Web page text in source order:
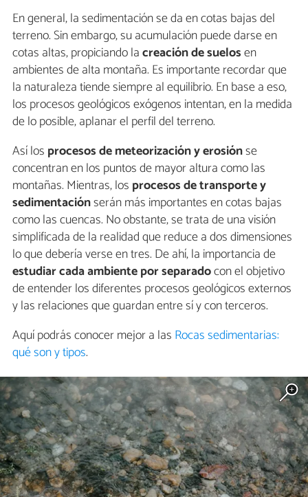
En general, la sedimentación se da en cotas bajas del
terreno. Sin embargo, su acumulación puede darse en
cotas altas, propiciando lacreación de suelosen
ambientes de alta montaña. Es importante recordar que
la naturaleza tiende siempre al equilibrio. En base a eso,
los procesos geológicos exógenos intentan, en la medida
de lo posible, aplanar el perfil del terreno.
Así los procesos de meteorización y erosiónse
concentran en los puntos de mayor altura como las
montañas. Mientras, los procesos de transporte y
sedimentaciónserán más importantes en cotas bajas
como las cuencas. No obstante, se trata de una visión
simplificada de la realidad que reduce a dos dimensiones
lo que debería verse en tres. De ahí, la importancia de
estudiar cada ambiente por separadocon el objetivo
de entender los diferentes procesos geológicos externos
y las relaciones que guardan entre sí y con terceros.
Aquí podrás conocer mejor a las Rocas sedimentarias:
qué son y tipos.